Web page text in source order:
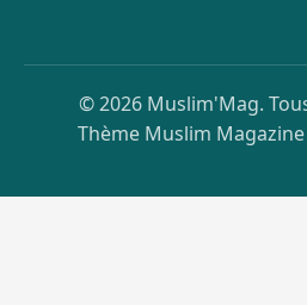
© 2026 Muslim'Mag.
Thème Muslim